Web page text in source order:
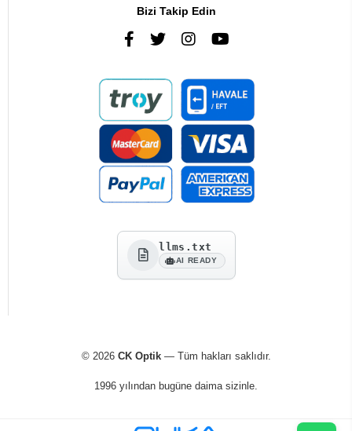
Bizi Takip Edin
llms.txt
AI READY
© 2026 CK Optik— Tüm hakları saklıdır.
1996 yılından bugüne daima sizinle.